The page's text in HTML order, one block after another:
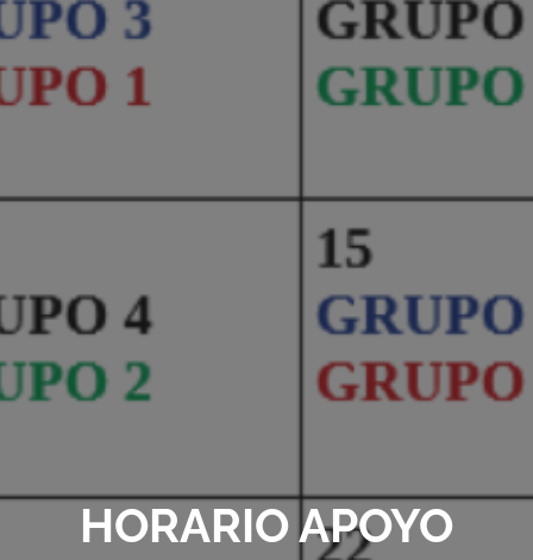
HORARIO APOYO